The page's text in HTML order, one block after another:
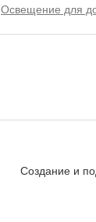
Освещение для
Создание и